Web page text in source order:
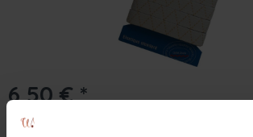
6,50 € *
inkl. MwSt.